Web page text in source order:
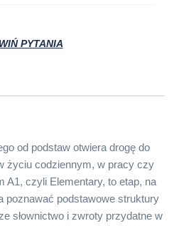
A1?
poziomie A1?
do pracy?
PYTANIA
od podstaw otwiera drogę do
życiu codziennym, w pracy czy
A1, czyli Elementary, to etap, na
poznawać podstawowe struktury
słownictwo i zwroty przydatne w